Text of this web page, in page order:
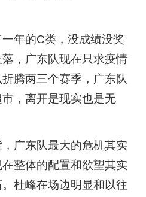
年的C类，没成绩没奖
，广东队现在只求疫情
腾两三个赛季，广东队
，离开是现实也是无
广东队最大的危机其实
整体的配置和欲望其实
杜峰在场边明显和以往